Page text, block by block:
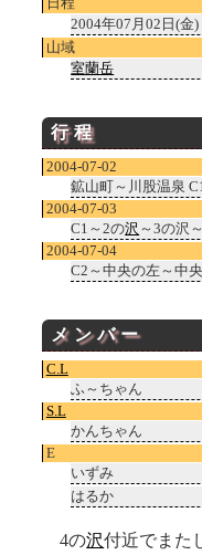
2004年07月02日(金)
山域
室蘭岳
行程
2004-07-02
鉱山町～川股温泉 C1
2004-07-03
C1～2の沢 ～3の沢～
2004-07-04
C2～中央の左～中
メンバー
C.L
ふ～ちゃん
S.L
かんちゃん
E
いずみ
はるか
4の沢付近でまた